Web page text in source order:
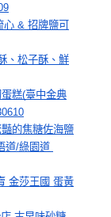
& 招牌鹽可
、松子酥、鮮
糕(臺中金典
的焦糖佐海鹽
道/綠園道
金莎王國 蛋黃